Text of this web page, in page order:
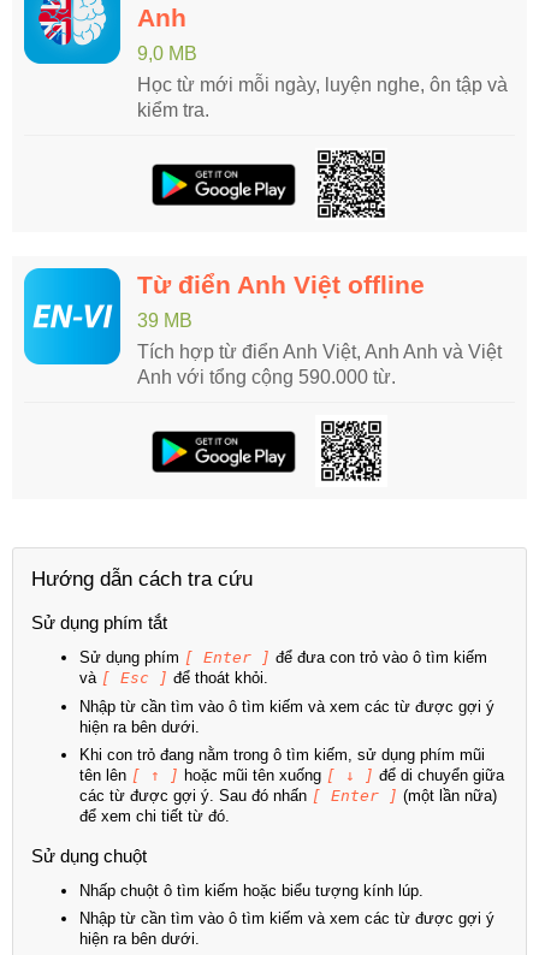
Anh
9,0 MB
Học từ mới mỗi ngày, luyện nghe, ôn tập và
kiểm tra.
Từ điển Anh Việt offline
39 MB
Tích hợp từ điển Anh Việt, Anh Anh và Việt
Anh với tổng cộng 590.000 từ.
Hướng dẫn cách tra cứu
Sử dụng phím tắt
Sử dụng phím [ Enter ] để đưa con trỏ vào ô tìm kiếm
và [ Esc ] để thoát khỏi.
Nhập từ cần tìm vào ô tìm kiếm và xem các từ được gợi ý
hiện ra bên dưới.
Khi con trỏ đang nằm trong ô tìm kiếm, sử dụng phím mũi
tên lên [ ↑ ] hoặc mũi tên xuống [ ↓ ] để di chuyển giữa
các từ được gợi ý. Sau đó nhấn [ Enter ] (một lần nữa)
để xem chi tiết từ đó.
Sử dụng chuột
Nhấp chuột ô tìm kiếm hoặc biểu tượng kính lúp.
Nhập từ cần tìm vào ô tìm kiếm và xem các từ được gợi ý
hiện ra bên dưới.